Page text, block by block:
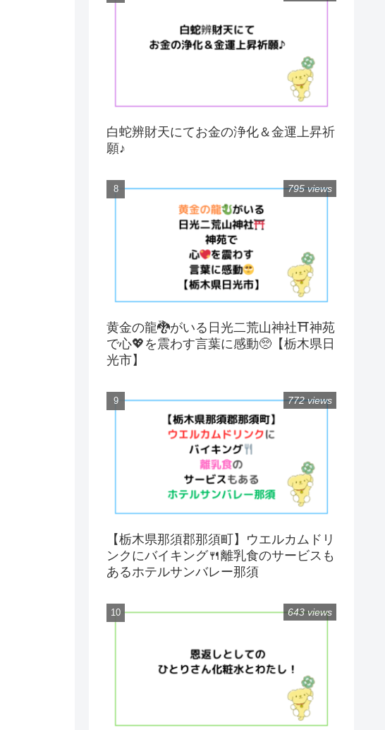
白蛇辨財天にてお金の浄化＆金運上昇祈
願♪
黄金の龍🐉がいる日光二荒山神社⛩神苑
で心💖を震わす言葉に感動🥺【栃木県日
光市】
795 views
【栃木県那須郡那須町】ウエルカムドリ
ンクにバイキング🍴離乳食のサービスも
あるホテルサンバレー那須
772 views
643 views